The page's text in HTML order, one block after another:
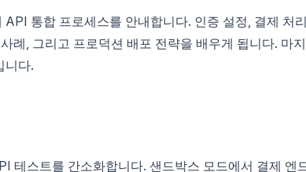
통합 프로세스를 안내합니다. 인증 설정, 결제 처
례, 그리고 프로덕션 배포 전략을 배우게 됩니다. 마
니다.
테스트를 간소화합니다. 샌드박스 모드에서 결제 엔